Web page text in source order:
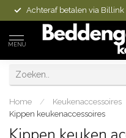
Achteraf betalen via Billink
MENU
Home / Keukenaccessoires
Kippen keukenaccessoires